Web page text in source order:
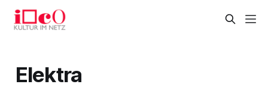
Elektra